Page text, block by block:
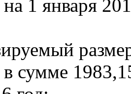
1 января
сумме